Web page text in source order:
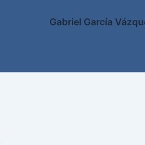
Gabriel García